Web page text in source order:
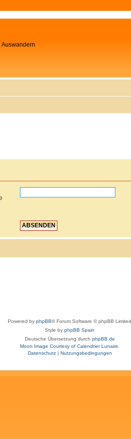
Auswandern
Powered by phpBB® Forum Software © phpBB Limited
Style by phpBB Spain
Deutsche Übersetzung durch phpBB.de
Moon Image Courtesy of Calendrier Lunaire.
Datenschutz| Nutzungsbedingungen